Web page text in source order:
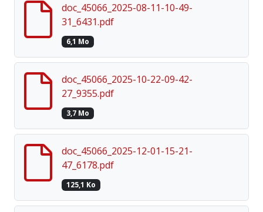
doc_45066_2025-08-11-10-49-
31_6431.pdf
6,1 Mo
doc_45066_2025-10-22-09-42-
27_9355.pdf
3,7 Mo
doc_45066_2025-12-01-15-21-
47_6178.pdf
125,1 Ko